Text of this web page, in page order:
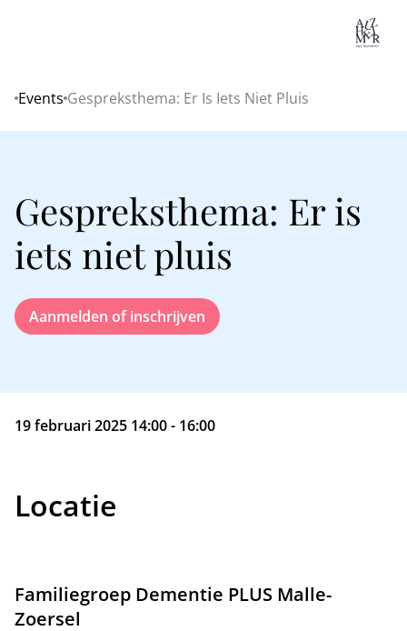
Home
Events Gespreksthema: Er Is Iets Niet Pluis
Gespreksthema: Er is
iets niet pluis
Aanmelden of inschrijven
19 februari 2025 14:00 - 16:00
Locatie
Familiegroep Dementie PLUS Malle-
Zoersel